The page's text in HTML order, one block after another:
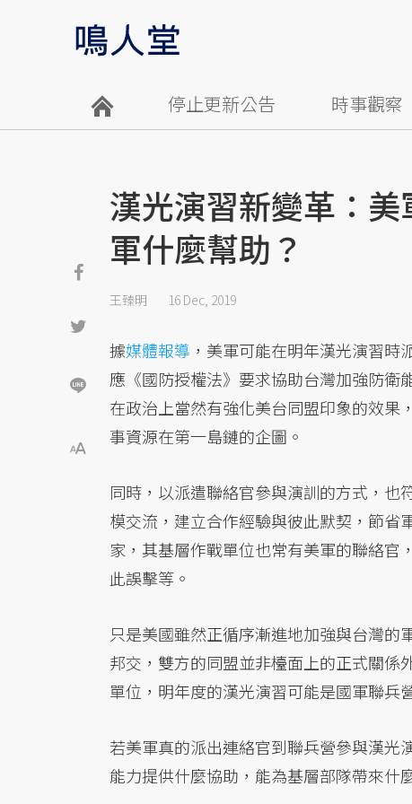
停止更新公告 時事觀察
漢光演習新變革：
軍什麼幫助？
王臻明 16 Dec, 2019
據媒體報導 ，美軍可能在明年漢光演習時
應《國防授權法》要求協助台灣加強防衛
在政治上當然有強化美台同盟印象的效果
事資源在第一島鏈的企圖。
同時，以派遣聯絡官參與演訓的方式，
模交流，建立合作經驗與彼此默契，節省
家，其基層作戰單位也常有美軍的聯絡官
此誤擊等。
只是美國雖然正循序漸進地加強與台灣
邦交，雙方的同盟並非檯面上的正式關係
單位，明年度的漢光演習可能是國軍聯兵
若美軍真的派出連絡官到聯兵營參與漢光
能力提供什麼協助，能為基層部隊帶來什